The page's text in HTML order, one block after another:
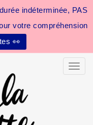
indéterminée, PAS
votre compréhension
👀